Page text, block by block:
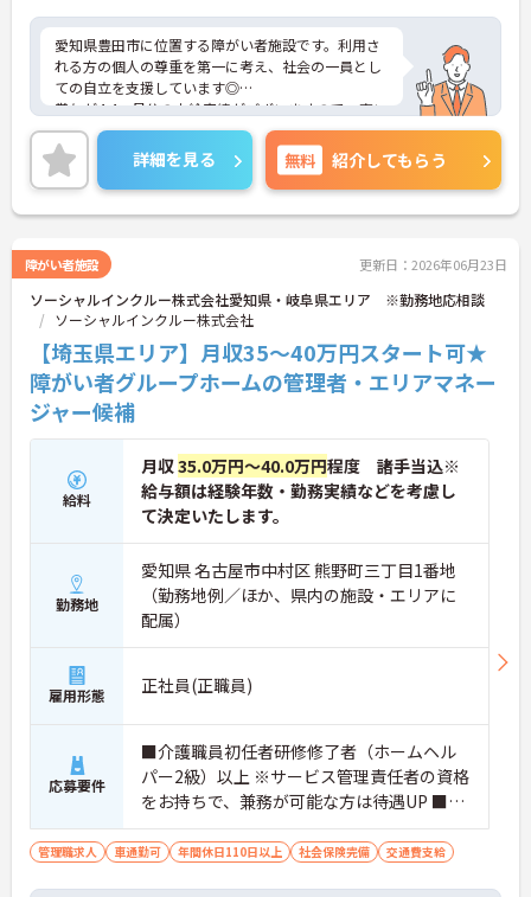
愛知県豊田市に位置する障がい者施設です。利用さ
れる方の個人の尊重を第一に考え、社会の一員とし
ての自立を支援しています◎
賞与が4.4ヶ月分の支給実績がございますので、高い
モチベーションを保ってご就業頂けます♪
ご興味のある方には、面接対策ポイントなど、さら
に詳細をお話しいたしますのでお気軽にご相談くだ
さい！
詳細を見る 無料 紹介してもらう
障がい者施設 更新日：2026年06月23日
ソーシャルインクルー株式会社愛知県・岐阜県エリア ※勤務地応相談
ソーシャルインクルー株式会社
【埼玉県エリア】月収35～40万円スタート可★
障がい者グループホームの管理者・エリアマネー
ジャー候補
給料
月収35.0万円～40.0万円程度 諸手当込※
給与額は経験年数・勤務実績などを考慮し
て決定いたします。
勤務地
愛知県 名古屋市中村区 熊野町三丁目1番地
（勤務地例／ほか、県内の施設・エリアに
配属）
雇用形態 正社員(正職員)
応募要件
■介護職員初任者研修修了者（ホームヘル
パー2級）以上 ※サービス管理責任者の資格
をお持ちで、兼務が可能な方は待遇UP ■介
護・医療・福祉業界のいずれかでの『現場
経験』と介護福祉業界での営業経験のどち
管理職求人 車通勤可 年間休日110日以上 社会保険完備 交通費支給